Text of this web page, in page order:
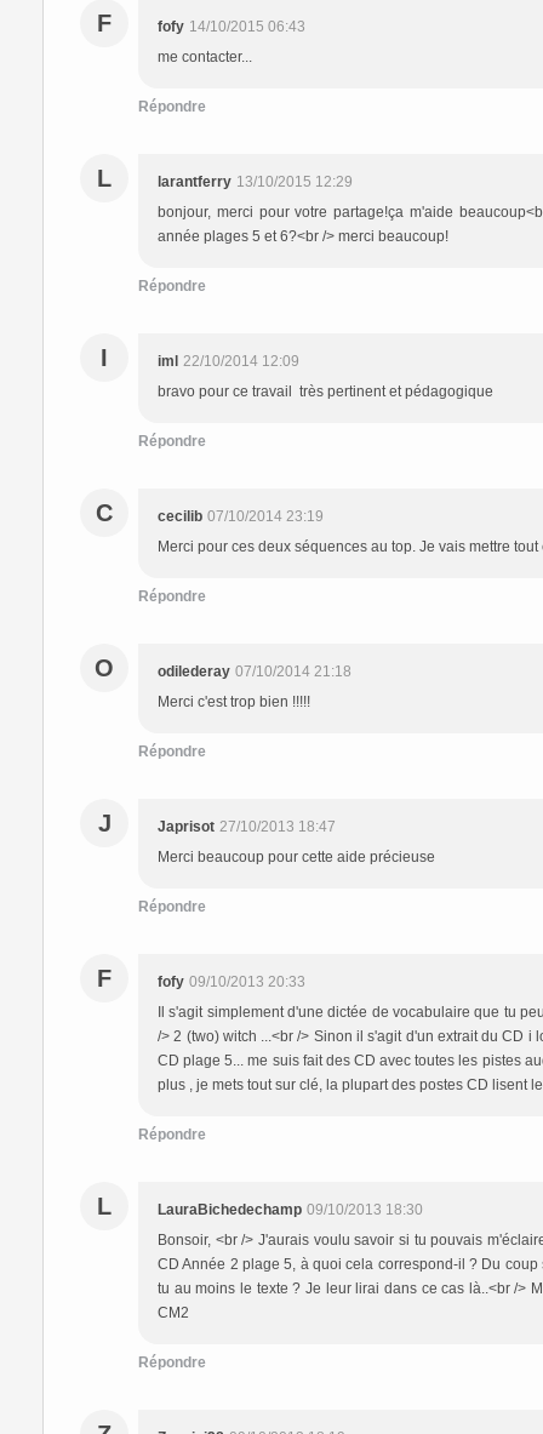
F fofy 14/10/2015 06:43
me contacter...
Répondre
L larantferry 13/10/2015 12:29
bonjour, merci pour votre partage!ça m'aide
année plages 5 et 6?<br /> merci beaucoup!
Répondre
I iml 22/10/2014 12:09
bravo pour ce travail très pertinent et pédagogique
Répondre
C cecilib 07/10/2014 23:19
Merci pour ces deux séquences au top. Je vais mettre
Répondre
O odilederay 07/10/2014 21:18
Merci c'est trop bien !!!!!
Répondre
J Japrisot 27/10/2013 18:47
Merci beaucoup pour cette aide précieuse
Répondre
F fofy 09/10/2013 20:33
Il s'agit simplement d'une dictée de vocabulaire que tu
/> 2 (two) witch ...<br /> Sinon il s'agit d'un extrait du CD
CD plage 5... me suis fait des CD avec toutes les pistes
plus , je mets tout sur clé, la plupart des postes CD lisent
Répondre
L LauraBichedechamp 09/10/2013 18:30
Bonsoir, <br /> J'aurais voulu savoir si tu pouvais
CD Année 2 plage 5, à quoi cela correspond-il ? Du
tu au moins le texte ? Je leur lirai dans ce cas là..<br />
CM2
Répondre